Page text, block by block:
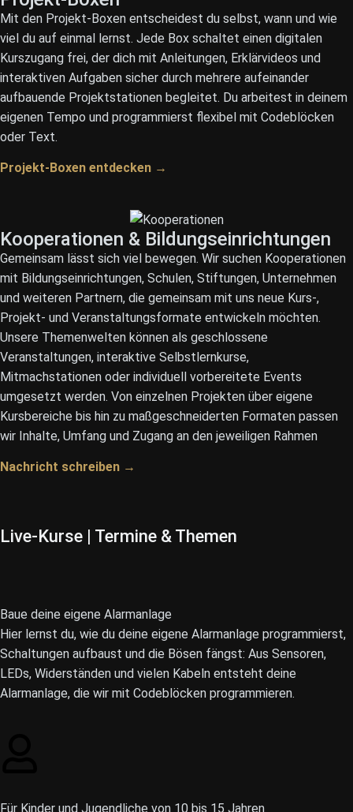
Mit den Projekt-Boxen entscheidest du selbst, wann und wie
viel du auf einmal lernst. Jede Box schaltet einen digitalen
Kurszugang frei, der dich mit Anleitungen, Erklärvideos und
interaktiven Aufgaben sicher durch mehrere aufeinander
aufbauende Projektstationen begleitet. Du arbeitest in deinem
eigenen Tempo und programmierst flexibel mit Codeblöcken
oder Text.
Projekt-Boxen entdecken →
Kooperationen & Bildungseinrichtungen
Gemeinsam lässt sich viel bewegen. Wir suchen Kooperationen
mit Bildungseinrichtungen, Schulen, Stiftungen, Unternehmen
und weiteren Partnern, die gemeinsam mit uns neue Kurs-,
Projekt- und Veranstaltungsformate entwickeln möchten.
Unsere Themenwelten können als geschlossene
Veranstaltungen, interaktive Selbstlernkurse,
Mitmachstationen oder individuell vorbereitete Events
umgesetzt werden. Von einzelnen Projekten über eigene
Kursbereiche bis hin zu maßgeschneiderten Formaten passen
wir Inhalte, Umfang und Zugang an den jeweiligen Rahmen
Nachricht schreiben →
Live-Kurse | Termine & Themen
Baue deine eigene Alarmanlage
Hier lernst du, wie du deine eigene Alarmanlage programmierst,
Schaltungen aufbaust und die Bösen fängst: Aus Sensoren,
LEDs, Widerständen und vielen Kabeln entsteht deine
Alarmanlage, die wir mit Codeblöcken programmieren.
Für Kinder und Jugendliche von 10 bis 15 Jahren